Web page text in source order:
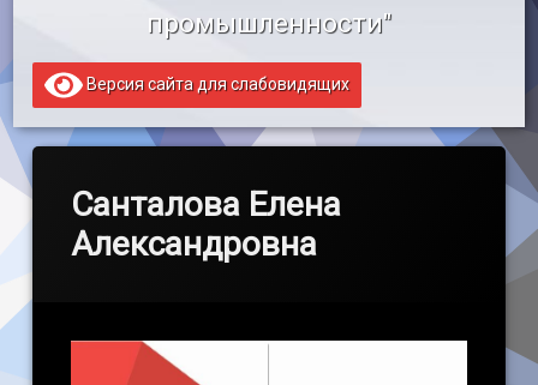
промышленности"
Версия сайта для слабовидящих
Санталова Елена
Александровна